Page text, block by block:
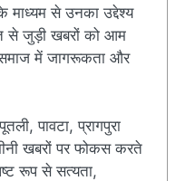
से उनका उद्देश्य
से जुड़ी खबरों को आम
में जागरूकता और
पावटा, प्रागपुरा
खबरों पर फोकस करते
रूप से सत्यता,